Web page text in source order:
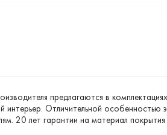
предлагаются в
интерьер. Отличительной особенностью
20 лет гарантии на материал